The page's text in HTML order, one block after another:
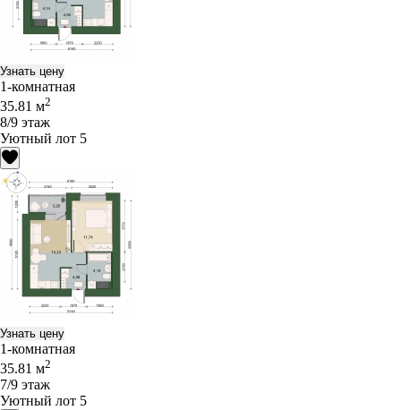
Узнать цену
1-комнатная
35.81 м2
8/9 этаж
Уютный лот 5
Узнать цену
1-комнатная
35.81 м2
7/9 этаж
Уютный лот 5